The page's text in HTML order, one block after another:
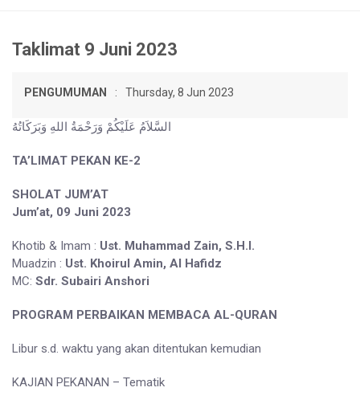
Taklimat 9 Juni 2023
PENGUMUMAN : Thursday, 8 Jun 2023
السَّلاَمُ عَلَيْكُمْ وَرَحْمَةُ اللهِ وَبَرَكَاتُهُ
TA’LIMAT PEKAN KE-2
SHOLAT JUM’AT
Jum’at, 09 Juni 2023
Khotib & Imam : Ust. Muhammad Zain, S.H.I.
Muadzin : Ust. Khoirul Amin, Al Hafidz
MC: Sdr. Subairi Anshori
PROGRAM PERBAIKAN MEMBACA AL-QURAN
Libur s.d. waktu yang akan ditentukan kemudian
KAJIAN PEKANAN – Tematik